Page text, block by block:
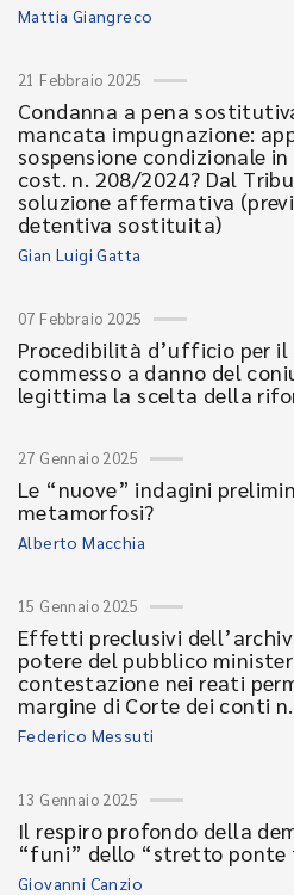
Mattia Giangreco
21 Febbraio 2025
Condanna a pena
mancata impugnazione:
sospensione condizionale
cost. n. 208/2024? Dal
soluzione affermativa
detentiva sostituita)
Gian Luigi Gatta
07 Febbraio 2025
Procedibilità d’ufficio per il
commesso a danno del
legittima la scelta della
27 Gennaio 2025
Le “nuove” indagini
metamorfosi?
Alberto Macchia
15 Gennaio 2025
Effetti preclusivi
potere del pubblico
contestazione nei reati
margine di Corte dei conti
Federico Messuti
13 Gennaio 2025
Il respiro profondo della
“funi” dello “stretto ponte
Giovanni Canzio